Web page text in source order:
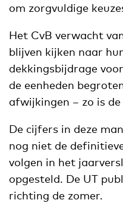
om zorgvuldige
Het CvB verwacht
blijven kijken naar
dekkingsbijdrage
de eenheden
afwijkingen – zo is
De cijfers in deze
nog niet de
volgen in het
opgesteld. De UT
richting de zomer.